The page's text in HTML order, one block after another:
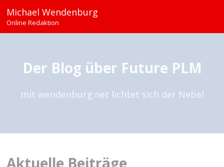
Michael Wendenburg
Online Redaktion
Der Blog über Future PLM
mit wendenburg.net lichtet sich der Nebel
Aktuelle Beiträge